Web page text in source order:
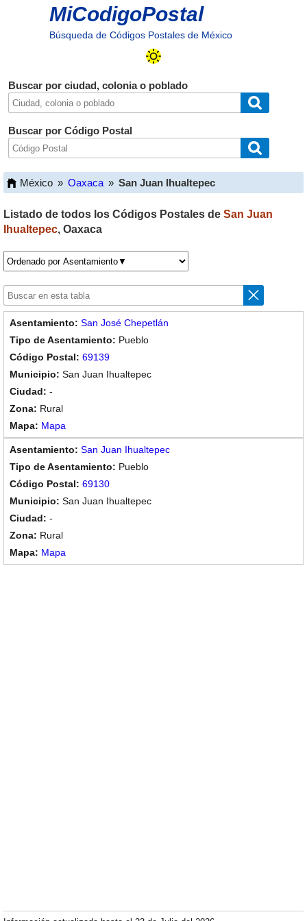
MiCodigoPostal
Búsqueda de Códigos Postales de México
Buscar por ciudad, colonia o poblado
Buscar por Código Postal
México » Oaxaca » San Juan Ihualtepec
Listado de todos los Códigos Postales de San Juan
Ihualtepec, Oaxaca
San José Chepetlán
Pueblo
69139
San Juan Ihualtepec
-
Rural
Mapa
San Juan Ihualtepec
Pueblo
69130
San Juan Ihualtepec
-
Rural
Mapa